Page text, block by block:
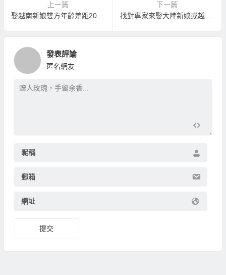
上一篇
娶越南新娘雙方年齡差距20歲以上不能結婚？差距15歲以上就不能辦越南新娘手續？
下一篇
找對專家來娶大陸新娘或越南新娘相親結婚好處多
發表評論
匿名網友
昵稱
郵箱
網址
提交